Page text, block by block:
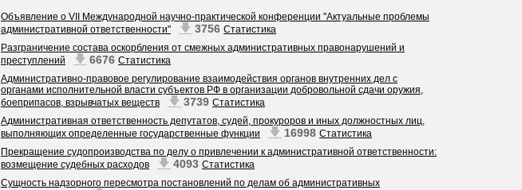
Объявление о VII Международной научно-практической конференции "Актуальные проблемы
административной ответственности"
3756 Статистика
Разграничение состава оскорбления от смежных административных правонарушений и
преступлений
6676 Статистика
Административно-правовое регулирование взаимодействия органов внутренних дел с
органами исполнительной власти субъектов РФ в организации добровольной сдачи оружия,
боеприпасов, взрывчатых веществ
3739 Статистика
Административная ответственность депутатов, судей, прокуроров и иных должностных лиц,
выполняющих определенные государственные функции
16998 Статистика
Прекращение судопроизводства по делу о привлечении к административной ответственности:
возмещение судебных расходов
4093 Статистика
Сущность надзорного пересмотра постановлений по делам об административных